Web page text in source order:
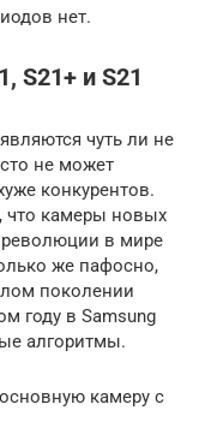
нет.
S21+ и S21
чуть ли не
не может
конкурентов.
что камеры новых
в мире
же пафосно,
поколении
году в Samsung
алгоритмы.
камеру с